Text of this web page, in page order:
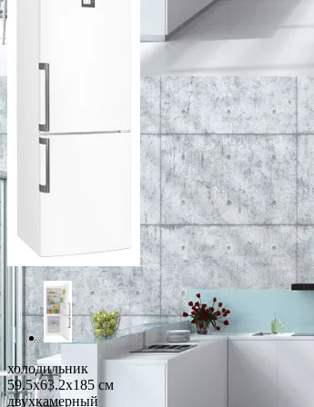
холодильник
59.5x63.2x185 см
двухкамерный